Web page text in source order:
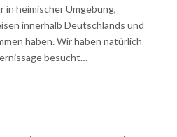
in heimischer Umgebung,
innerhalb Deutschlands und
haben. Wir haben natürlich
besucht…